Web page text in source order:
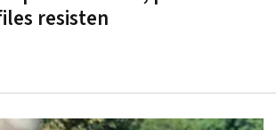
resisten